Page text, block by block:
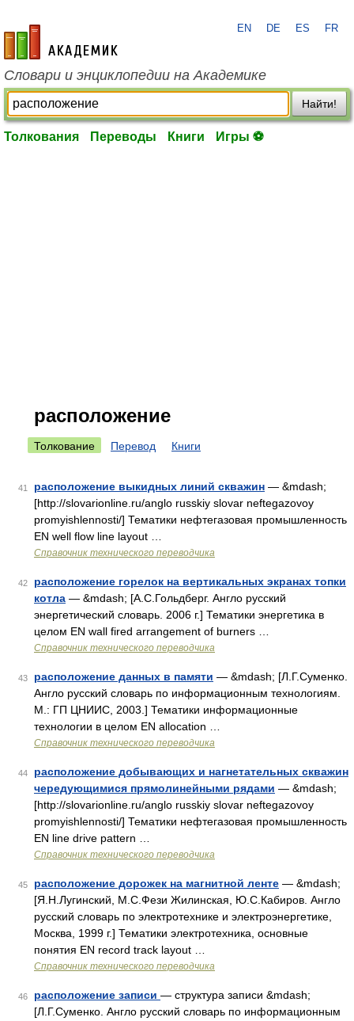
academic.ru
EN DE ES FR
Словари и энциклопедии на Академике
Найти!
Толкования Переводы Книги Игры ⚽
расположение
Толкование Перевод Книги
41 расположение выкидных линий скважин — &mdash;
[http://slovarionline.ru/anglo russkiy slovar neftegazovoy
promyishlennosti/] Тематики нефтегазовая промышленность
EN well flow line layout …
Справочник технического переводчика
42
расположение горелок на вертикальных экранах топки
котла — &mdash; [А.С.Гольдберг. Англо русский
энергетический словарь. 2006 г.] Тематики энергетика в
целом EN wall fired arrangement of burners …
Справочник технического переводчика
43 расположение данных в памяти — &mdash; [Л.Г.Суменко.
Англо русский словарь по информационным технологиям.
М.: ГП ЦНИИС, 2003.] Тематики информационные
технологии в целом EN allocation …
Справочник технического переводчика
44
расположение добывающих и нагнетательных скважин
чередующимися прямолинейными рядами — &mdash;
[http://slovarionline.ru/anglo russkiy slovar neftegazovoy
promyishlennosti/] Тематики нефтегазовая промышленность
EN line drive pattern …
Справочник технического переводчика
45 расположение дорожек на магнитной ленте — &mdash;
[Я.Н.Лугинский, М.С.Фези Жилинская, Ю.С.Кабиров. Англо
русский словарь по электротехнике и электроэнергетике,
Москва, 1999 г.] Тематики электротехника, основные
понятия EN record track layout …
Справочник технического переводчика
46 расположение записи — структура записи &mdash;
[Л.Г.Суменко. Англо русский словарь по информационным